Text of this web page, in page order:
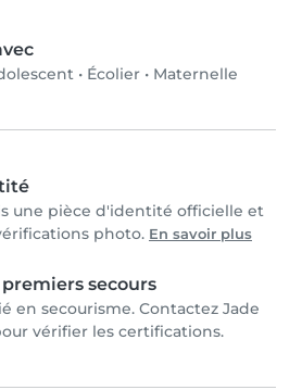
• Écolier • Maternelle
une pièce d'identité officielle et
photo. En savoir plus
secours
en secourisme. Contactez Jade
vérifier les certifications.